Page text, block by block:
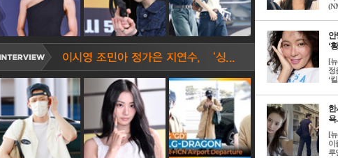
안
‘
[
정
‘킬
한
욕
[
이
루